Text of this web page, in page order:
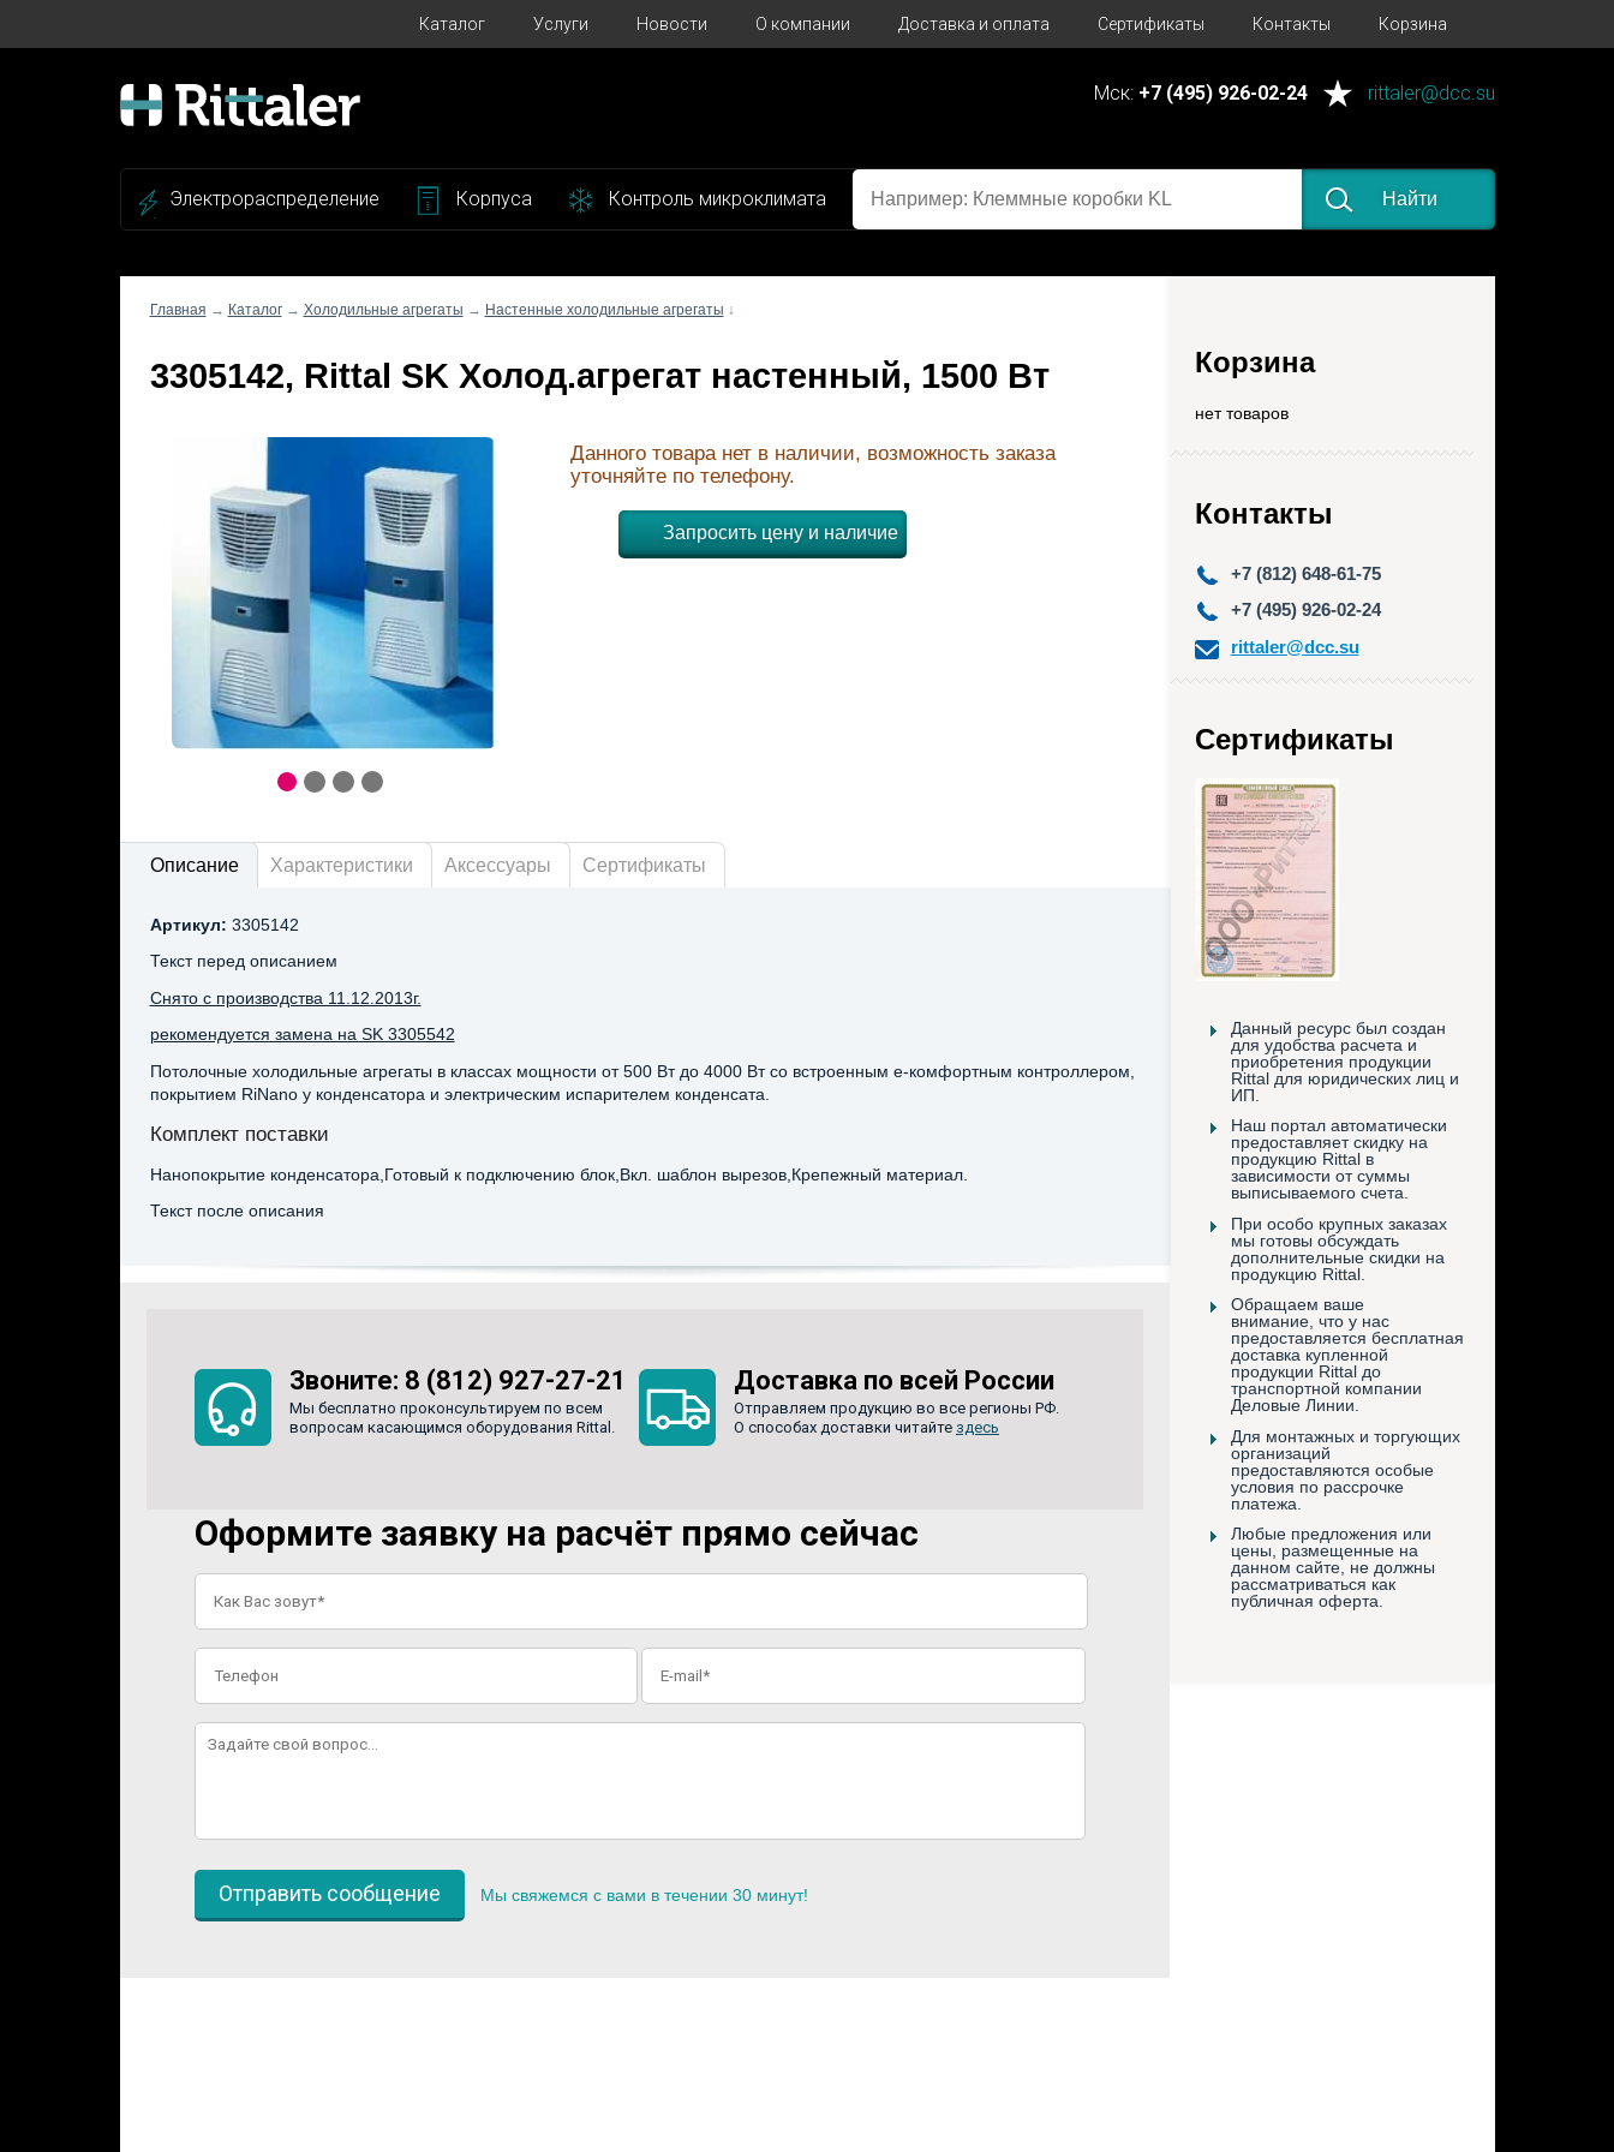
Каталог Услуги Новости О компании Доставка и оплата Сертификаты Контакты Корзина
Мск: +7 (495) 926-02-24 rittaler@dcc.su
Электрораспределение Корпуса Контроль микроклимата Найти
Корзина
нет товаров
Контакты
+7 (812) 648-61-75
+7 (495) 926-02-24
rittaler@dcc.su
Сертификаты
Данный ресурс был создан
для удобства расчета и
приобретения продукции
Rittal для юридических лиц и
ИП.
Наш портал автоматически
предоставляет скидку на
продукцию Rittal в
зависимости от суммы
выписываемого счета.
При особо крупных заказах
мы готовы обсуждать
дополнительные скидки на
продукцию Rittal.
Обращаем ваше
внимание, что у нас
предоставляется бесплатная
доставка купленной
продукции Rittal до
транспортной компании
Деловые Линии.
Для монтажных и торгующих
организаций
предоставляются особые
условия по рассрочке
платежа.
Любые предложения или
цены, размещенные на
данном сайте, не должны
рассматриваться как
публичная оферта.
Главная → Каталог→ Холодильные агрегаты → Настенные холодильные агрегаты ↓
3305142, Rittal SK Холод.агрегат настенный, 1500 Вт
Данного товара нет в наличии, возможность заказа
уточняйте по телефону.
Запросить цену и наличие
Описание Характеристики Аксессуары Сертификаты
Артикул: 3305142
Текст перед описанием
Снято с производства 11.12.2013г.
рекомендуется замена на SK 3305542
Потолочные холодильные агрегаты в классах мощности от 500 Вт до 4000 Вт со встроенным e-комфортным контроллером,
покрытием RiNano у конденсатора и электрическим испарителем конденсата.
Комплект поставки
Нанопокрытие конденсатора,Готовый к подключению блок,Вкл. шаблон вырезов,Крепежный материал.
Текст после описания
Звоните: 8 (812) 927-27-21
Мы бесплатно проконсультируем по всем
вопросам касающимся оборудования Rittal.
Доставка по всей России
Отправляем продукцию во все регионы РФ.
О способах доставки читайте здесь
Оформите заявку на расчёт прямо сейчас
Мы свяжемся с вами в течении 30 минут!